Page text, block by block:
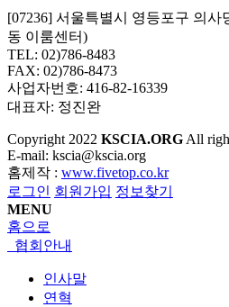
[07236] 서울특별시 영등포구 의사
동 이룸센터)
TEL: 02)786-8483
FAX: 02)786-8473
사업자번호: 416-82-16339
대표자: 정진완
Copyright 2022 KSCIA.ORG All
E-mail: kscia@kscia.org
홈제작 : www.fivetop.co.kr
로그인 회원가입 정보찾기
MENU
홈으로
협회안내
인사말
연혁